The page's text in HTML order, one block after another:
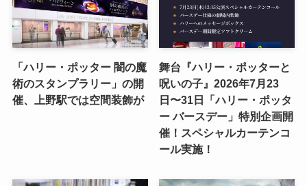
「ハリー・ポッター 闇の魔
術のスタンプラリー」の開
催、上野駅では空間装飾が
舞台『ハリー・ポッターと
呪いの子』2026年7月23
日〜31日「ハリー・ポッタ
ー バースデー」特別企画開
催！スペシャルカーテンコ
ール実施！